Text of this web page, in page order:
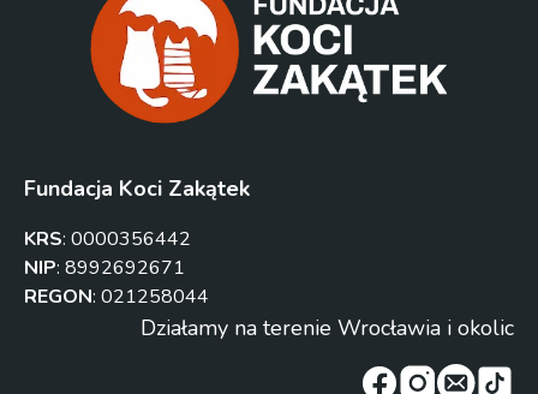
Fundacja Koci Zakątek
KRS: 0000356442
NIP: 8992692671
REGON: 021258044
Działamy na terenie Wrocławia i okolic